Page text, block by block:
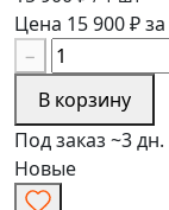
Цена 15 900 ₽
−
В корзину
Под заказ ~3 дн.
Новые